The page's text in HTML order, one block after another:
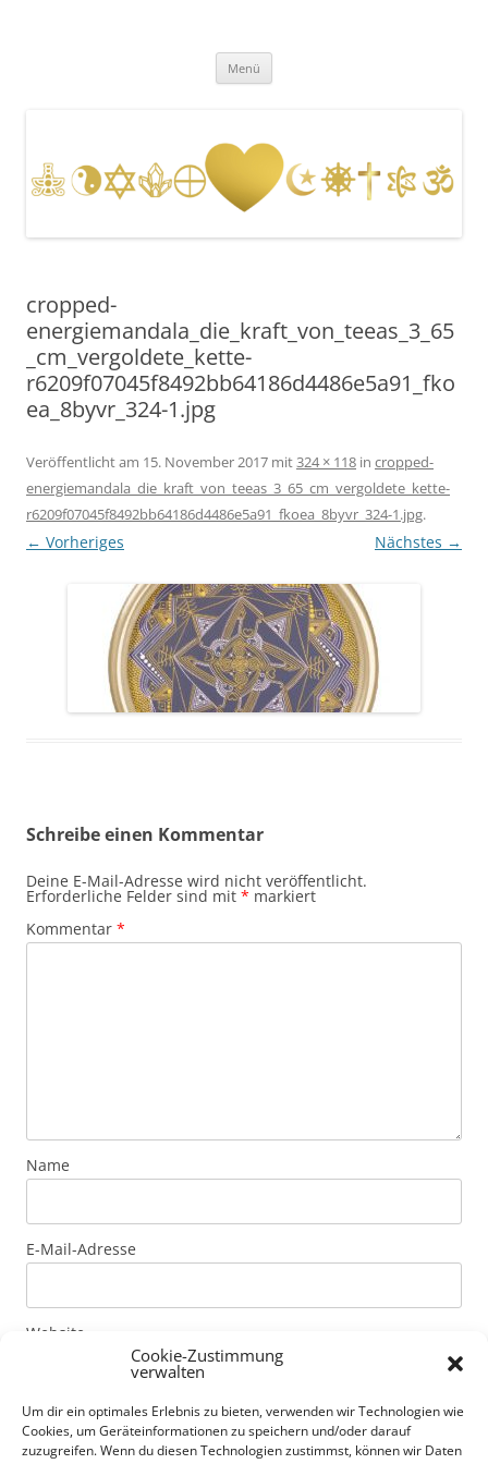
Cookie-Zustimmung
verwalten
Um dir ein optimales Erlebnis zu bieten, verwenden wir Technologien wie
Cookies, um Geräteinformationen zu speichern und/oder darauf
zuzugreifen. Wenn du diesen Technologien zustimmst, können wir Daten
Unterstützung zu dir Selbst. Dein
ursprüngliches Herz, Sein und
Leben. Durch mit Gott, Christus,
den Engeln und Lichtwesen im
Einklang und Eins sein.
FREQUENZAUSWIRKUNGEN VIA BOTSCHAFTEN, HELLSICHT UND
Menü
cropped-
energiemandala_die_kraft_von_teeas_3_65
_cm_vergoldete_kette-
r6209f07045f8492bb64186d4486e5a91_fko
ea_8byvr_324-1.jpg
Veröffentlicht am 15. November 2017 mit324 × 118 in cropped-
energiemandala_die_kraft_von_teeas_3_65_cm_vergoldete_kette-
r6209f07045f8492bb64186d4486e5a91_fkoea_8byvr_324-1.jpg.
← Vorheriges Nächstes →
Schreibe einen Kommentar
Deine E-Mail-Adresse wird nicht veröffentlicht.
Erforderliche Felder sind mit * markiert
Kommentar *
Name
E-Mail-Adresse
Website
Mit der Nutzung dieses Formulars erklärst du dich mit
der Speicherung und Verarbeitung deiner Daten durch